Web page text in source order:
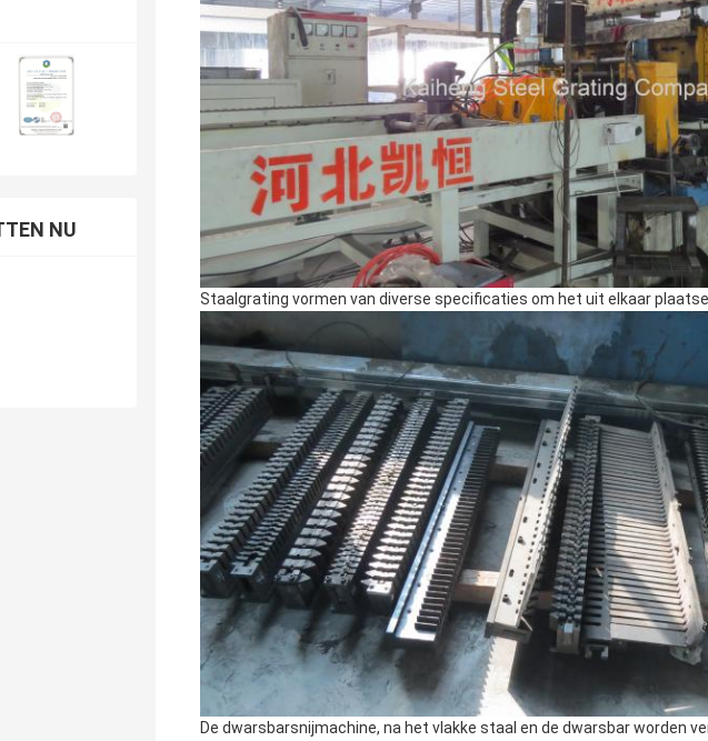
NU
Staalgrating vormen van diverse specificaties om het uit elkaar
De dwarsbarsnijmachine, na het vlakke staal en de dwarsbar worden